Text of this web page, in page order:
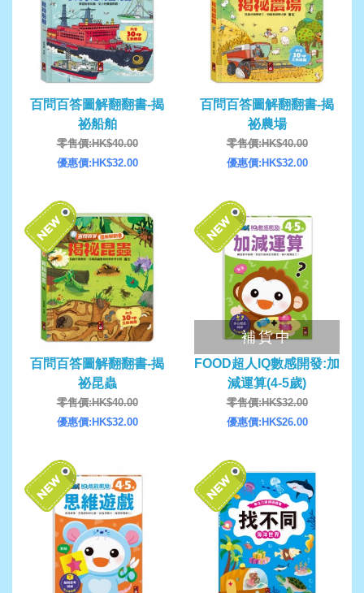
百問百答圖解翻翻書-揭
祕船舶
零售價:HK$40.00
優惠價:HK$32.00
百問百答圖解翻翻書-揭
祕農場
零售價:HK$40.00
優惠價:HK$32.00
百問百答圖解翻翻書-揭
祕昆蟲
零售價:HK$40.00
優惠價:HK$32.00
補貨中
FOOD超人IQ數感開發:加
減運算(4-5歲)
零售價:HK$32.00
優惠價:HK$26.00